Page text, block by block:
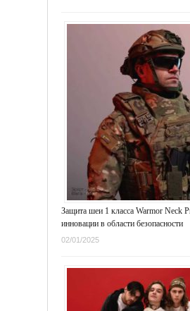
Защита шеи 1 класса Warmor Neck
инновации в области безопасности
02/01/2025